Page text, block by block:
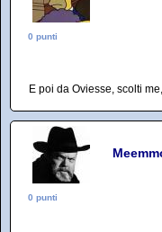
0 punti
E poi da Oviesse, scolti
0 punti